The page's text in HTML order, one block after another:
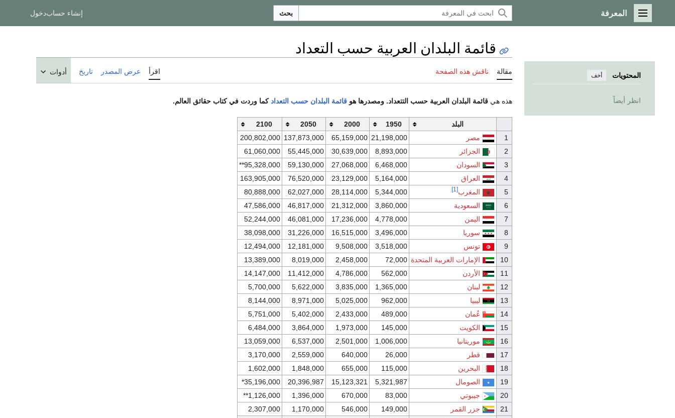
القائمة الرئيسية
المعرفة بحث إنشاء حسابدخول
المحتويات أخف
انظر أيضاً
قائمة البلدان العربية حسب التعداد
مقالة ناقش هذه الصفحة اقرأ عرض المصدر تاريخ أدوات
هذه هي قائمة البلدان العربية حسب التتعداد. ومصدرها هو قائمة البلدان حسب التعدادكما وردت في كتاب حقائق العالم.
البلد 1950
2000
2050
2100
مصر
21,198,000
65,159,000
137,873,000
200,802,000
الجزائر
8,893,000
30,639,000
55,445,000
61,060,000
السودان
6,468,000
27,068,000
59,130,000
95,328,000**
العراق
5,164,000
23,129,000
76,520,000
163,905,000
المغرب[1]
5,344,000
28,114,000
62,027,000
80,888,000
السعودية
3,860,000
21,312,000
46,817,000
47,586,000
اليمن
4,778,000
17,236,000
46,081,000
52,244,000
سوريا
3,496,000
16,515,000
31,226,000
38,098,000
تونس
3,518,000
9,508,000
12,181,000
12,494,000
الإمارات العربية المتحدة 72,000
2,458,000
8,019,000
13,389,000
الأردن
562,000
4,786,000
11,412,000
14,147,000
لبنان
1,365,000
3,835,000
5,622,000
5,700,000
ليبيا
962,000
5,025,000
8,971,000
8,144,000
عُمان
489,000
2,433,000
5,402,000
5,751,000
الكويت
145,000
1,973,000
3,864,000
6,484,000
موريتانيا
1,006,000
2,501,000
6,537,000
13,059,000
قطر
26,000
640,000
2,559,000
3,170,000
البحرين
115,000
655,000
1,848,000
1,602,000
الصومال
5,321,987
15,123,321
20,396,987
35,196,000*
جيبوتي
83,000
670,000
1,396,000
1,126,000**
جزر القمر
149,000
546,000
1,170,000
2,307,000